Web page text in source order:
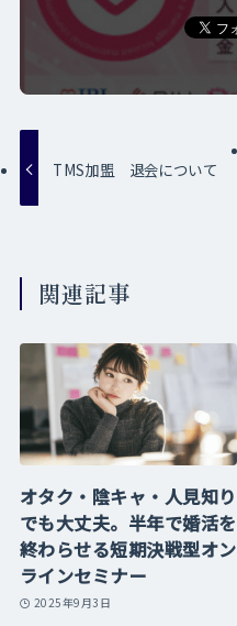
TMS加盟 退会について
関連記事
オタク・陰キャ・人見知り
でも大丈夫。半年で婚活を
終わらせる短期決戦型オン
ラインセミナー
2025年9月3日